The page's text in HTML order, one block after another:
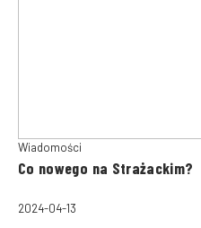
Wiadomości
Co nowego na Strażackim?
2024-04-13